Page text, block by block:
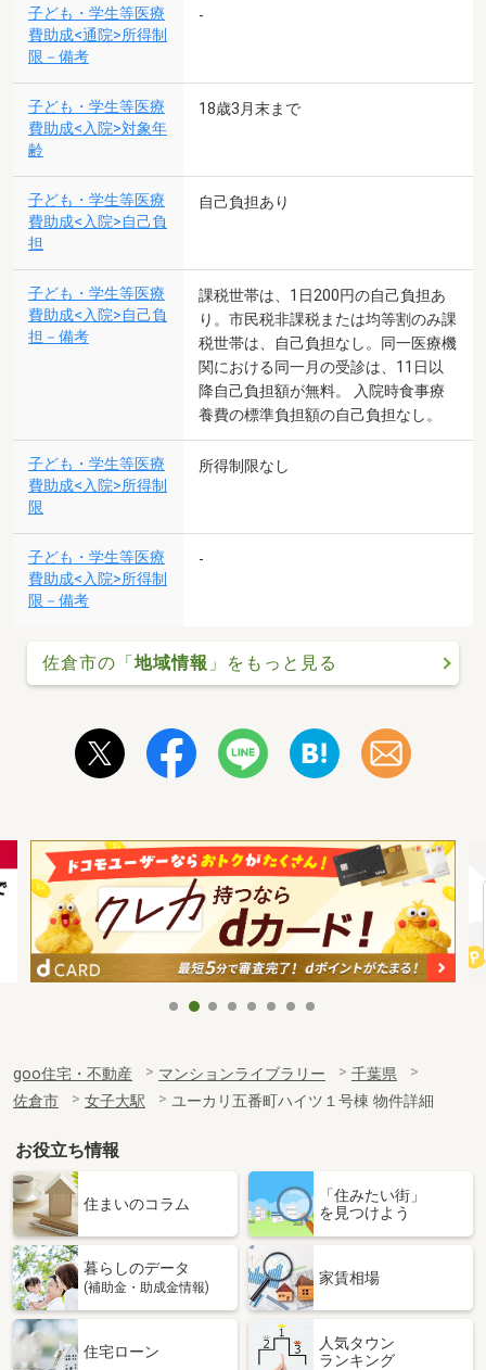
子ども・学生等医療
費助成<通院>所得制
限－備考
-
子ども・学生等医療
費助成<入院>対象年
齢
18歳3月末まで
子ども・学生等医療
費助成<入院>自己負
担
自己負担あり
子ども・学生等医療
費助成<入院>自己負
担－備考
課税世帯は、1日200円の自己負担あ
り。市民税非課税または均等割のみ課
税世帯は、自己負担なし。同一医療機
関における同一月の受診は、11日以
降自己負担額が無料。 入院時食事療
養費の標準負担額の自己負担なし。
子ども・学生等医療
費助成<入院>所得制
限
所得制限なし
子ども・学生等医療
費助成<入院>所得制
限－備考
-
佐倉市の「地域情報 」をもっと見る
goo住宅・不動産 マンションライブラリー
千葉県
佐倉市
女子大駅 ユーカリ五番町ハイツ１号棟 物件詳細
お役立ち情報
住まいのコラム
「住みたい街」
を見つけよう
暮らしのデータ
(補助金・助成金情報)
家賃相場
住宅ローン
人気タウン
ランキング